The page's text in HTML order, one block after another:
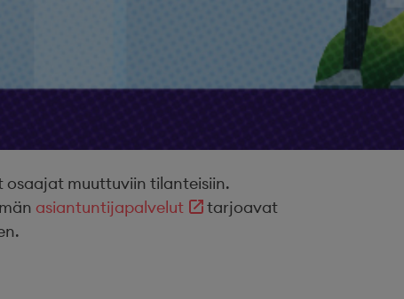
muuttuviin tilanteisiin.
asiantuntijapalvelut
tarjoavat